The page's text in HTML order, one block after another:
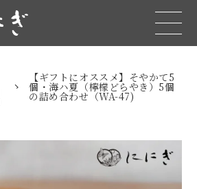
【ギフトにオススメ】そやかて5
個・海ハ夏（檸檬どらやき）5個
の詰め合わせ（WA-47)